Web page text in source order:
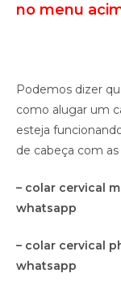
no menu
Podemos dizer
como alugar um
esteja
de cabeça com
– colar cervical
whatsapp
– colar cervical
whatsapp